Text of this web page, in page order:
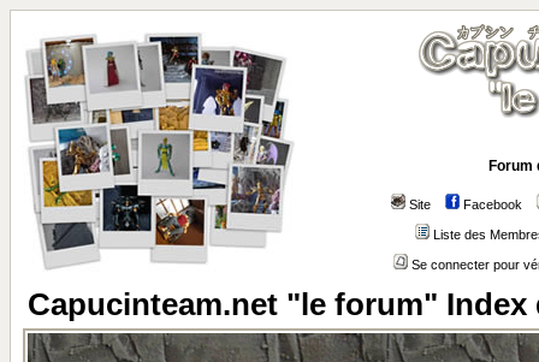
Forum
Site Facebook
Liste des
Se connecter pour
Capucinteam.net "le forum" Index